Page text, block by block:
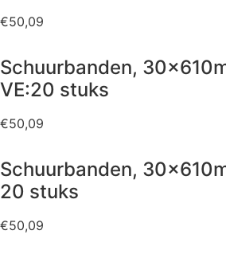
€50,09
Schuurbanden,
VE:20 stuks
€50,09
Schuurbanden,
20 stuks
€50,09